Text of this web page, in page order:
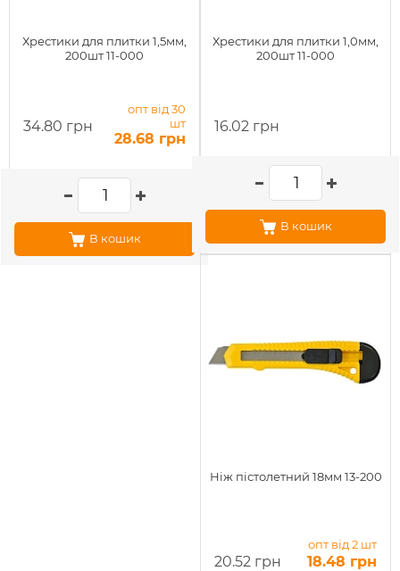
Хрестики для плитки 1,5мм,
200шт 11-000
34.80 грн
опт від 30
шт
28.68 грн
В кошик
Хрестики для плитки 1,0мм,
200шт 11-000
16.02 грн
В кошик
Ніж пістолетний 18мм 13-200
20.52 грн
опт від 2 шт
18.48 грн